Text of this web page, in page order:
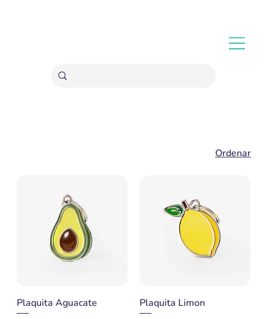
Ordenar
Plaquita Aguacate Plaquita Limon